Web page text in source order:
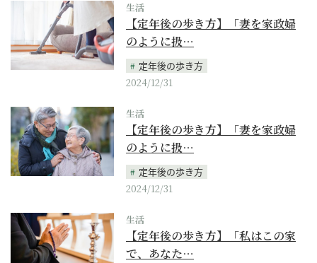
生活
【定年後の歩き方】「妻を家政婦
のように扱…
定年後の歩き方
2024/12/31
生活
【定年後の歩き方】「妻を家政婦
のように扱…
定年後の歩き方
2024/12/31
生活
【定年後の歩き方】「私はこの家
で、あなた…